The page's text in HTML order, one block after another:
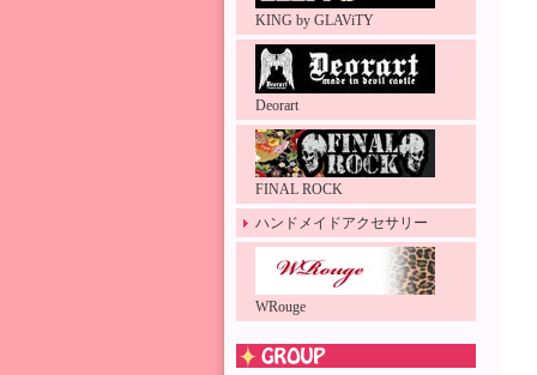
KING by GLAViTY
Deorart
FINAL ROCK
ハンドメイドアクセサリー
WRouge